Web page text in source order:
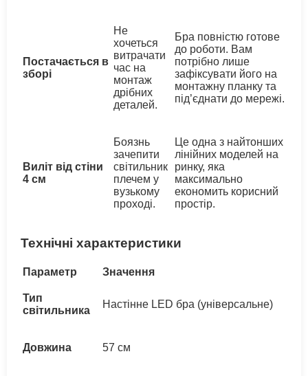
Постачається в
зборі
Не
хочеться
витрачати
час на
монтаж
дрібних
деталей.
Бра повністю готове
до роботи. Вам
потрібно лише
зафіксувати його на
монтажну планку та
під’єднати до мережі.
Виліт від стіни
4 см
Боязнь
зачепити
світильник
плечем у
вузькому
проході.
Це одна з найтонших
лінійних моделей на
ринку, яка
максимально
економить корисний
простір.
Технічні характеристики
Параметр Значення
Тип
світильника
Настінне LED бра (універсальне)
Довжина 57 см